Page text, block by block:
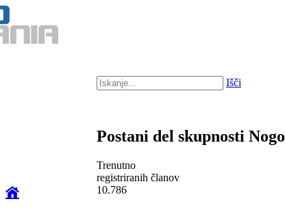
Išči
Postani del skupnosti
Trenutno
registriranih članov
10.786